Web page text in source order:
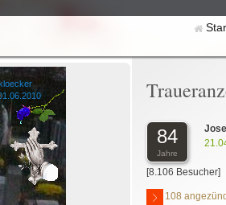
84
Jahre
[8.106 Besucher]
108